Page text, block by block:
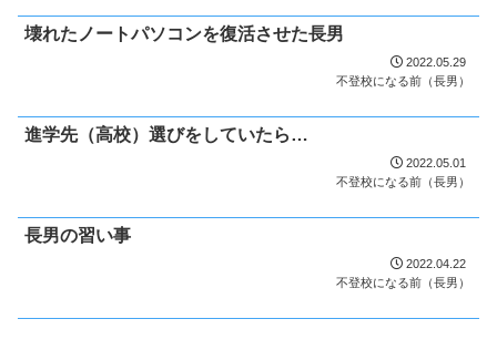
壊れたノートパソコンを復活させた長男
2022.05.29
不登校になる前（長男）
進学先（高校）選びをしていたら…
2022.05.01
不登校になる前（長男）
長男の習い事
2022.04.22
不登校になる前（長男）